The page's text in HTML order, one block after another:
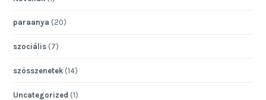
paraanya (20)
szociális (7)
szösszenetek (14)
Uncategorized (1)